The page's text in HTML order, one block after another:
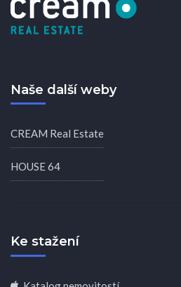
Naše další weby
CREAM Real Estate
HOUSE 64
Ke stažení